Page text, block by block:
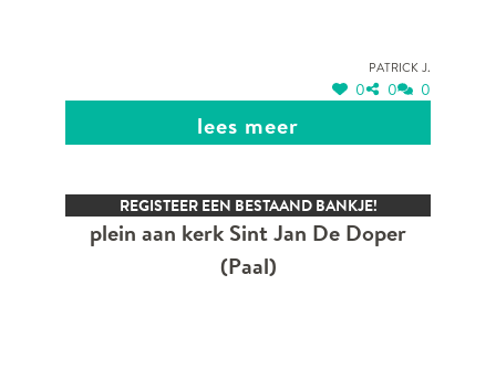
Patrick J.
0 0 0
lees meer
REGISTEER EEN BESTAAND BANKJE!
plein aan kerk Sint Jan De Doper
(Paal)